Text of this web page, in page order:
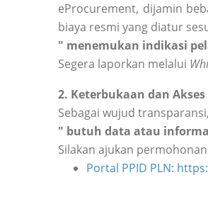
eProcurement, dijamin
biaya resmi yang diatur
" menemukan indikasi
Segera laporkan melalui
2. Keterbukaan dan
Sebagai wujud
" butuh data atau
Silakan ajukan
Portal PPID PLN: